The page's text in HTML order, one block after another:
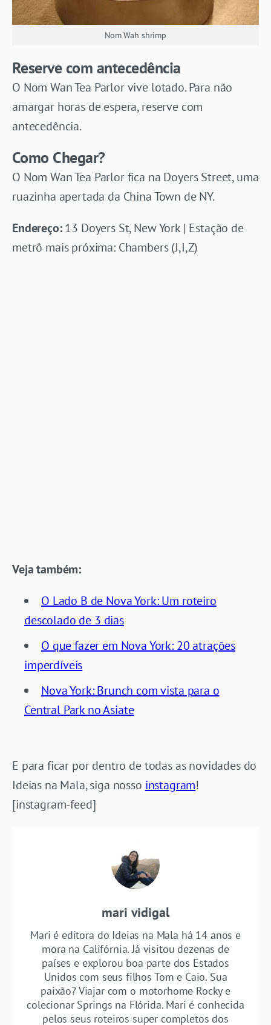
Nom Wah shrimp
Reserve com antecedência
O Nom Wan Tea Parlor vive lotado. Para não
amargar horas de espera, reserve com
antecedência.
Como Chegar?
O Nom Wan Tea Parlor fica na Doyers Street, uma
ruazinha apertada da China Town de NY.
Endereço:13 Doyers St, New York | Estação de
metrô mais próxima: Chambers (J,I,Z)
Veja também:
O Lado B de Nova York: Um roteiro
descolado de 3 dias
O que fazer em Nova York: 20 atrações
imperdíveis
Nova York: Brunch com vista para o
Central Park no Asiate
E para ficar por dentro de todas as novidades do
Ideias na Mala, siga nosso instagram!
[instagram-feed]
mari vidigal
Mari é editora do Ideias na Mala há 14 anos e
mora na Califórnia. Já visitou dezenas de
países e explorou boa parte dos Estados
Unidos com seus filhos Tom e Caio. Sua
paixão? Viajar com o motorhome Rocky e
colecionar Springs na Flórida. Mari é conhecida
pelos seus roteiros super completos dos